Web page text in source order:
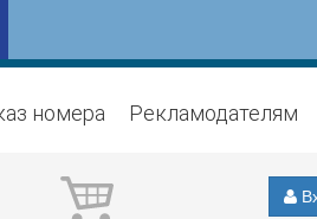
номера Рекламодателям